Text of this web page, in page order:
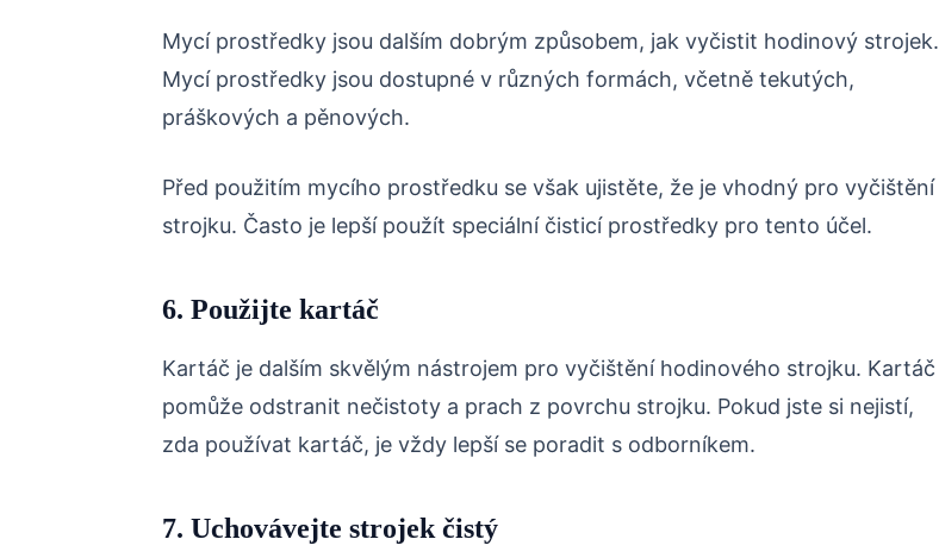
Mycí prostředky jsou dalším dobrým způsobem, jak vyčistit hodinový strojek.
Mycí prostředky jsou dostupné v různých formách, včetně tekutých,
práškových a pěnových.
Před použitím mycího prostředku se však ujistěte, že je vhodný pro vyčištění
strojku. Často je lepší použít speciální čisticí prostředky pro tento účel.
6. Použijte kartáč
Kartáč je dalším skvělým nástrojem pro vyčištění hodinového strojku. Kartáč
pomůže odstranit nečistoty a prach z povrchu strojku. Pokud jste si nejistí,
zda používat kartáč, je vždy lepší se poradit s odborníkem.
7. Uchovávejte strojek čistý